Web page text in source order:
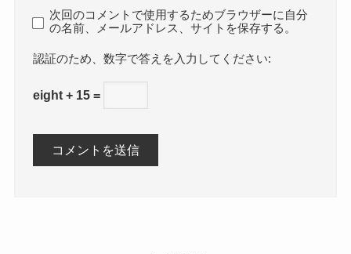
次回のコメントで使用するためブラウザーに自分
の名前、メールアドレス、サイトを保存する。
数字で答えを入力してください:
eight + 15 =